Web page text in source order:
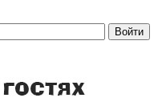
Войти